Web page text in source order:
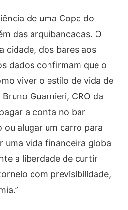
de uma Copa do
das arquibancadas. O
cidade, dos bares aos
dados confirmam que o
viver o estilo de vida de
Bruno Guarnieri, CRO da
a conta no bar
ou alugar um carro para
uma vida financeira global
a liberdade de curtir
com previsibilidade,